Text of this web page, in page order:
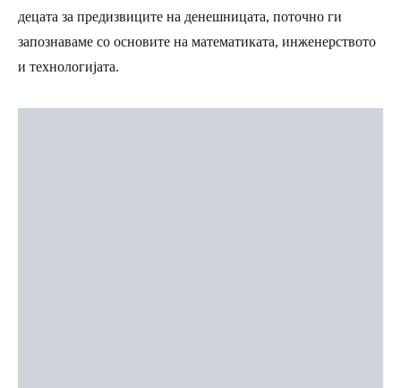
децата за предизвиците на денешницата, поточно ги
запознаваме со основите на математиката, инженерството
и технологијата.